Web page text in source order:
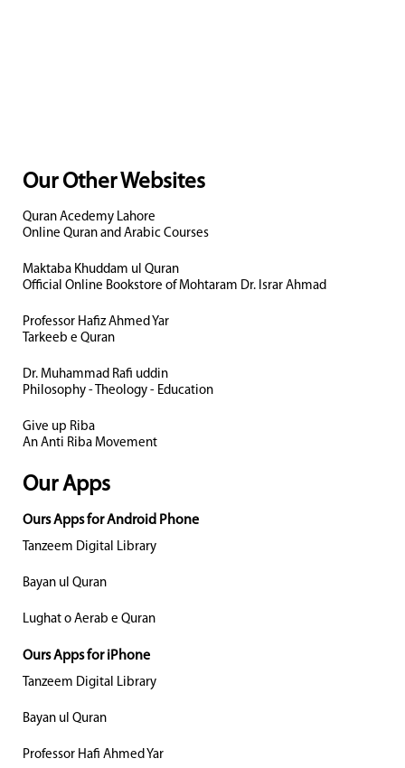
Our Other Websites
Quran Acedemy Lahore
Online Quran and Arabic Courses
Maktaba Khuddam ul Quran
Official Online Bookstore of Mohtaram Dr. Israr Ahmad
Professor Hafiz Ahmed Yar
Tarkeeb e Quran
Dr. Muhammad Rafi uddin
Philosophy - Theology - Education
Give up Riba
An Anti Riba Movement
Our Apps
Ours Apps for Android Phone
Tanzeem Digital Library
Bayan ul Quran
Lughat o Aerab e Quran
Ours Apps for iPhone
Tanzeem Digital Library
Bayan ul Quran
Professor Hafi Ahmed Yar